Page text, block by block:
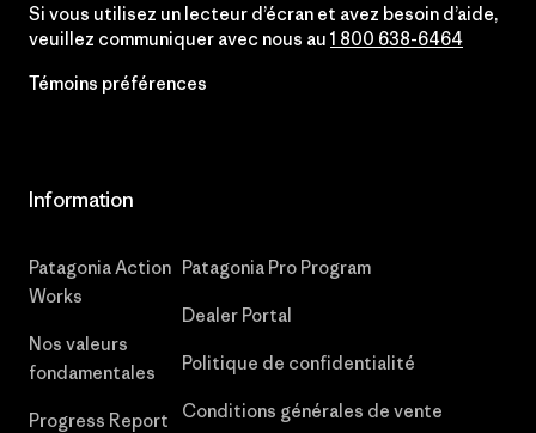
Si vous utilisez un lecteur d’écran et avez besoin d’aide,
veuillez communiquer avec nous au 1 800 638-6464
Témoins préférences
Information
Patagonia Action
Works
Nos valeurs
fondamentales
Progress Report
Patagonia Pro Program
Dealer Portal
Politique de confidentialité
Conditions générales de vente